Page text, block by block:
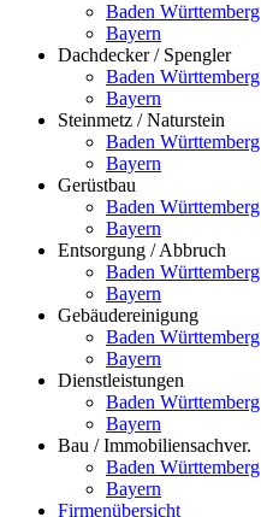
Baden Württemberg
Bayern
Dachdecker / Spengler
Baden Württemberg
Bayern
Steinmetz / Naturstein
Baden Württemberg
Bayern
Gerüstbau
Baden Württemberg
Bayern
Entsorgung / Abbruch
Baden Württemberg
Bayern
Gebäudereinigung
Baden Württemberg
Bayern
Dienstleistungen
Baden Württemberg
Bayern
Bau / Immobiliensachver.
Baden Württemberg
Bayern
Firmenübersicht